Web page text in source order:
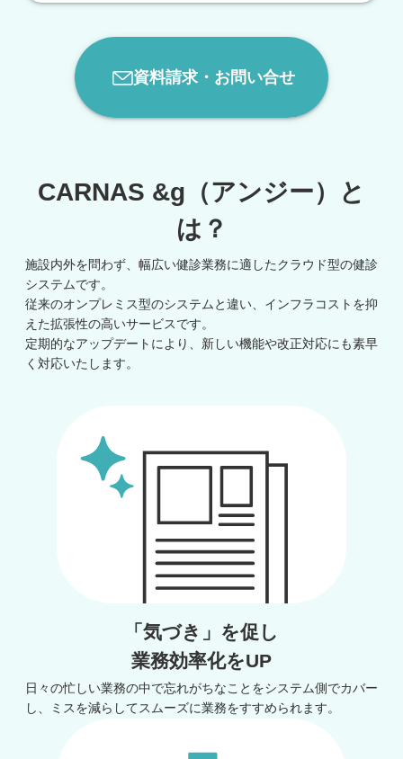
資料請求・お問い合せ
CARNAS &g（アンジー）と
は？
施設内外を問わず、幅広い健診業務に適したクラウド型の健診
システムです。
従来のオンプレミス型のシステムと違い、インフラコストを抑
えた拡張性の高いサービスです。
定期的なアップデートにより、新しい機能や改正対応にも素早
く対応いたします。
「気づき」を促し
業務効率化をUP
日々の忙しい業務の中で忘れがちなことをシステム側でカバー
し、ミスを減らしてスムーズに業務をすすめられます。